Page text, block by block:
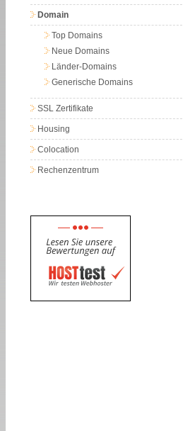
Domain
Top Domains
Neue Domains
Länder-Domains
Generische Domains
SSL Zertifikate
Housing
Colocation
Rechenzentrum